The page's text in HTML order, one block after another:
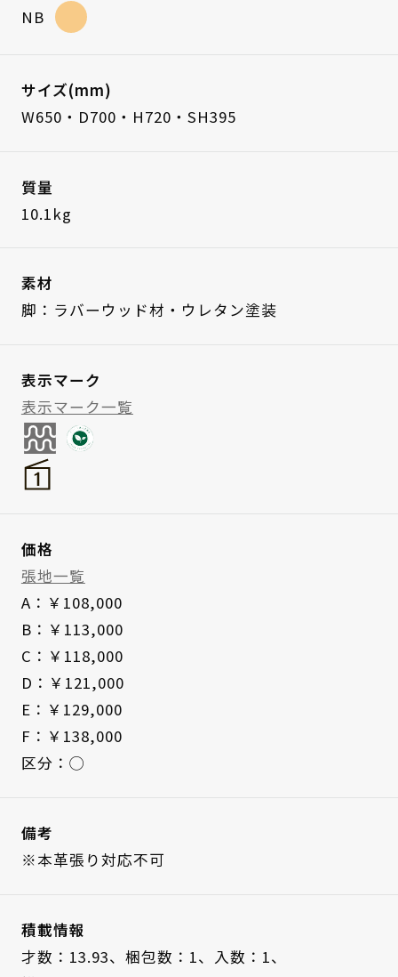
NB
サイズ(mm)
W650・D700・H720・SH395
質量
10.1kg
素材
脚：ラバーウッド材・ウレタン塗装
表示マーク
表示マーク一覧
価格
張地一覧
A：￥108,000
B：￥113,000
C：￥118,000
D：￥121,000
E：￥129,000
F：￥138,000
区分：◯
備考
※本革張り対応不可
積載情報
才数：13.93、 梱包数：1、
入数：1、